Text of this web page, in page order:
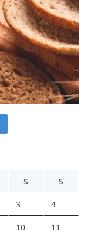
S S
3 4
10 11